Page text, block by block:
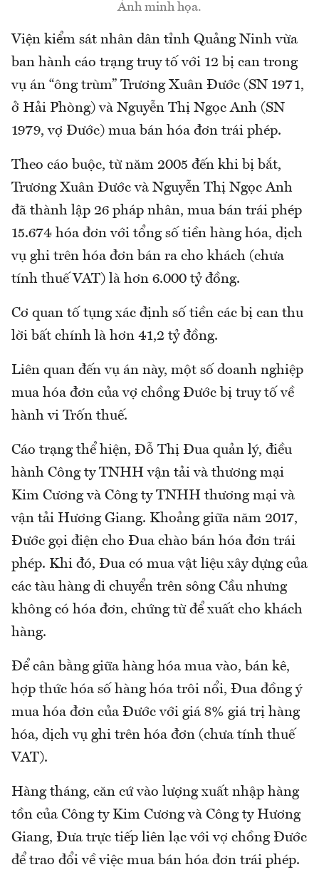
Ảnh minh họa.
Viện kiểm sát nhân dân tỉnh Quảng Ninh vừa
ban hành cáo trạng truy tố với 12 bị can trong
vụ án “ông trùm” Trương Xuân Đước (SN 1971,
ở Hải Phòng) và Nguyễn Thị Ngọc Anh (SN
1979, vợ Đước) mua bán hóa đơn trái phép.
Theo cáo buộc, từ năm 2005 đến khi bị bắt,
Trương Xuân Đước và Nguyễn Thị Ngọc Anh
đã thành lập 26 pháp nhân, mua bán trái phép
15.674 hóa đơn với tổng số tiền hàng hóa, dịch
vụ ghi trên hóa đơn bán ra cho khách (chưa
tính thuế VAT) là hơn 6.000 tỷ đồng.
Cơ quan tố tụng xác định số tiền các bị can thu
lời bất chính là hơn 41,2 tỷ đồng.
Liên quan đến vụ án này, một số doanh nghiệp
mua hóa đơn của vợ chồng Đước bị truy tố về
hành vi Trốn thuế.
Cáo trạng thể hiện, Đỗ Thị Đua quản lý, điều
hành Công ty TNHH vận tải và thương mại
Kim Cương và Công ty TNHH thương mại và
vận tải Hương Giang. Khoảng giữa năm 2017,
Đước gọi điện cho Đua chào bán hóa đơn trái
phép. Khi đó, Đua có mua vật liệu xây dựng của
các tàu hàng di chuyển trên sông Cầu nhưng
không có hóa đơn, chứng từ để xuất cho khách
hàng.
Để cân bằng giữa hàng hóa mua vào, bán kê,
hợp thức hóa số hàng hóa trôi nổi, Đua đồng ý
mua hóa đơn của Đước với giá 8% giá trị hàng
hóa, dịch vụ ghi trên hóa đơn (chưa tính thuế
VAT).
Hàng tháng, căn cứ vào lượng xuất nhập hàng
tồn của Công ty Kim Cương và Công ty Hương
Giang, Đưa trực tiếp liên lạc với vợ chồng Đước
để trao đổi về việc mua bán hóa đơn trái phép.